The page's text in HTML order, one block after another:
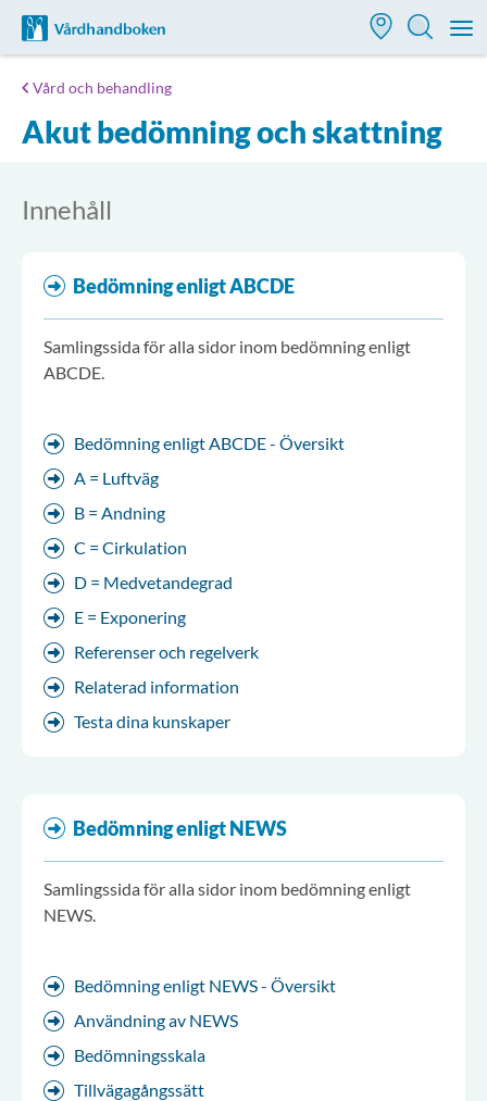
Till startsidan för Vårdhandboken
Vård och behandling
Akut bedömning och skattning
Innehåll
Bedömning enligt ABCDE
Samlingssida för alla sidor inom bedömning enligt
ABCDE.
Bedömning enligt ABCDE - Översikt
A = Luftväg
B = Andning
C = Cirkulation
D = Medvetandegrad
E = Exponering
Referenser och regelverk
Relaterad information
Testa dina kunskaper
Bedömning enligt NEWS
Samlingssida för alla sidor inom bedömning enligt
NEWS.
Bedömning enligt NEWS - Översikt
Användning av NEWS
Bedömningsskala
Tillvägagångssätt